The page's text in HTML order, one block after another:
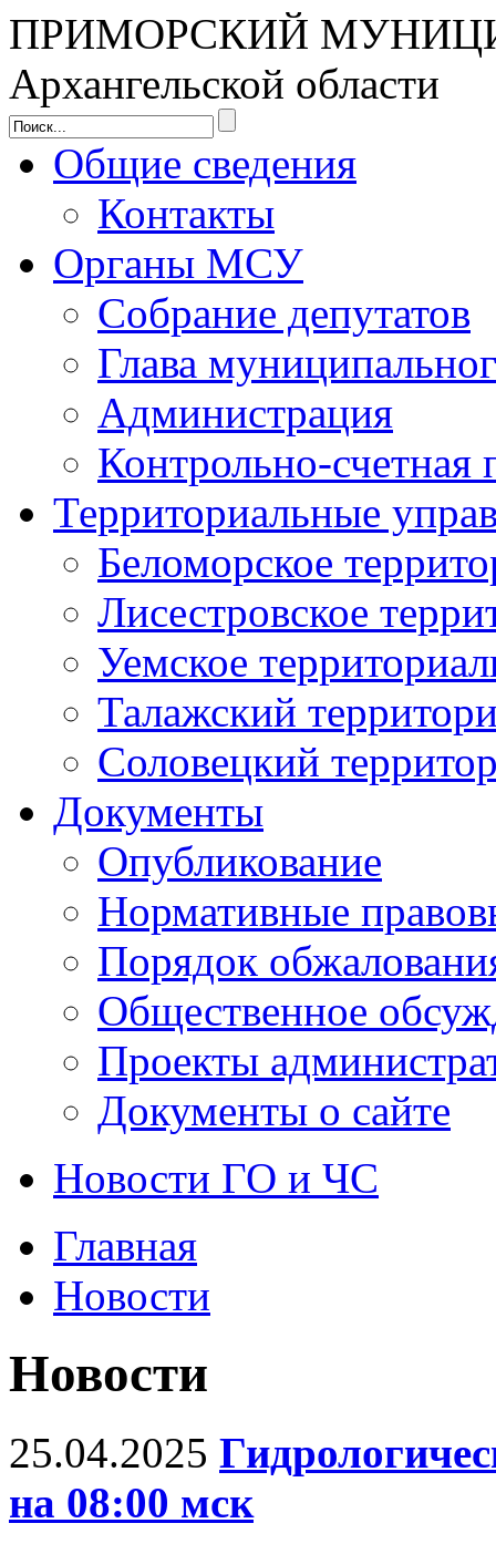
ПРИМОРСКИЙ
Архангельской области
Общие сведения
Контакты
Органы МСУ
Собрание депутатов
Глава
Администрация
Контрольно-счетная
Территориальные
Беломорское
Лисестровское
Уемское
Талажский
Соловецкий
Документы
Опубликование
Нормативные
Порядок
Общественное
Проекты
Документы о сайте
Новости ГО и ЧС
Главная
Новости
Новости
25.04.2025
на 08:00 мск